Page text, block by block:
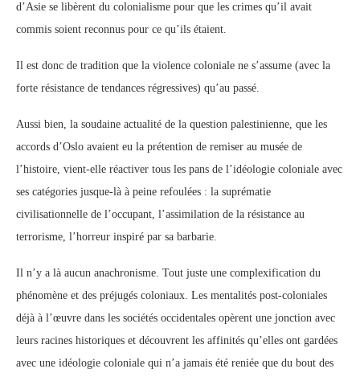
d’Asie se libèrent du colonialisme pour que les crimes qu’il avait
commis soient reconnus pour ce qu’ils étaient.
Il est donc de tradition que la violence coloniale ne s’assume (avec la
forte résistance de tendances régressives) qu’au passé.
Aussi bien, la soudaine actualité de la question palestinienne, que les
accords d’Oslo avaient eu la prétention de remiser au musée de
l’histoire, vient-elle réactiver tous les pans de l’idéologie coloniale avec
ses catégories jusque-là à peine refoulées : la suprématie
civilisationnelle de l’occupant, l’assimilation de la résistance au
terrorisme, l’horreur inspiré par sa barbarie.
Il n’y a là aucun anachronisme. Tout juste une complexification du
phénomène et des préjugés coloniaux. Les mentalités post-coloniales
déjà à l’œuvre dans les sociétés occidentales opèrent une jonction avec
leurs racines historiques et découvrent les affinités qu’elles ont gardées
avec une idéologie coloniale qui n’a jamais été reniée que du bout des